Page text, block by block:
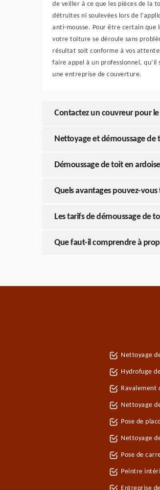
de veiller à ce que les pièces de la
détruites ni soulevées lors de
anti-mousse. Pour être certain que
votre toiture se déroule sans
résultat soit conforme à vos
faire appel à un professionnel, qu’il
une entreprise de couverture.
Contactez un couvreur pour
Nettoyage et démoussage de
Démoussage de toit en
Quels avantages pouvez-vous
Les tarifs de démoussage de
Que faut-il comprendre à
Nettoyage
Hydrofuge
Ravalement
Nettoyage
Pose de
Nettoyage
Pose de
Peintre
Entreprise